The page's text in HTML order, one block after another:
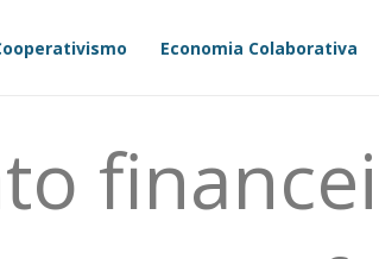
Economia Colaborativa